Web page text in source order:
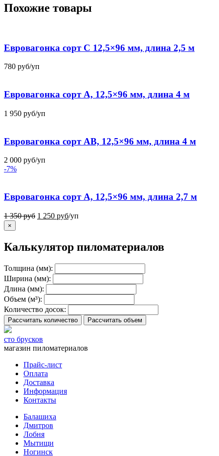
Похожие товары
Евровагонка сорт C 12,5×96 мм, длина 2,5 м
780 руб/уп
Евровагонка сорт А, 12,5×96 мм, длина 4 м
1 950 руб/уп
Евровагонка сорт АВ, 12,5×96 мм, длина 4 м
2 000 руб/уп
-7%
Евровагонка сорт А, 12,5×96 мм, длина 2,7 м
1 350руб 1 250 руб/уп
×
Калькулятор пиломатериалов
Толщина (мм):
Ширина (мм):
Длина (мм):
Объем (м³):
Количество досок:
Рассчитать количество Рассчитать объем
сто брусков
магазин пиломатериалов
Прайс-лист
Оплата
Доставка
Информация
Контакты
Балашиха
Дмитров
Лобня
Мытищи
Ногинск